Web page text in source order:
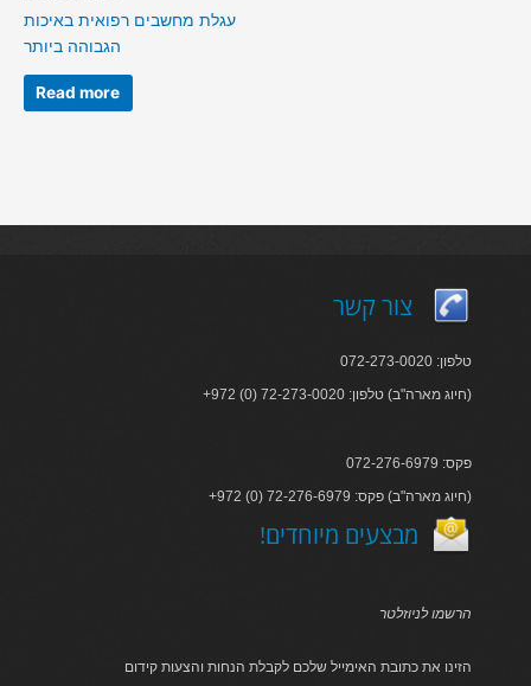
עגלת מחשבים רפואית באיכות
הגבוהה ביותר
Read more
צור קשר
טלפון: 072-273-0020
+972 (0) 72-273-0020 :חיוג מארה"ב) טלפון)
פקס: 072-276-6979
+972 (0) 72-276-6979 :חיוג מארה"ב) פקס)
!מבצעים מיוחדים
הרשמו לניוזלטר
הזינו את כתובת האימייל שלכם לקבלת הנחות והצעות קידום